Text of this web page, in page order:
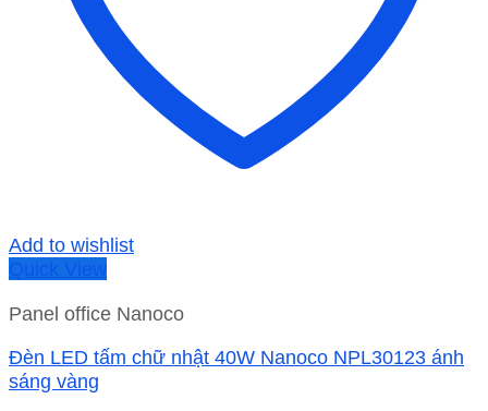
Add to wishlist
Quick View
Panel office Nanoco
Đèn LED tấm chữ nhật 40W Nanoco NPL30123 ánh
sáng vàng